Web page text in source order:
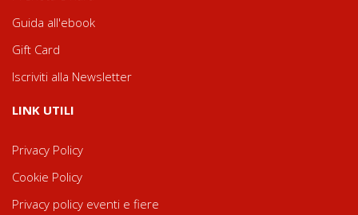
Guida all'ebook
Gift Card
Iscriviti alla Newsletter
LINK UTILI
Privacy Policy
Cookie Policy
Privacy policy eventi e fiere